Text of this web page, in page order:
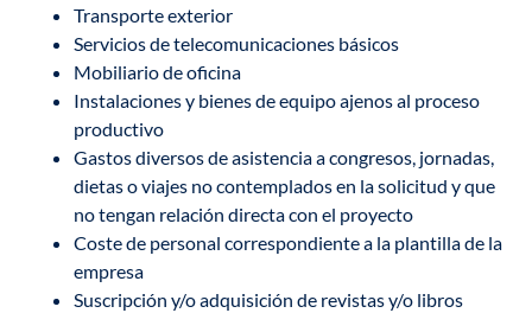
Transporte exterior
Servicios de telecomunicaciones básicos
Mobiliario de oficina
Instalaciones y bienes de equipo ajenos al proceso
productivo
Gastos diversos de asistencia a congresos, jornadas,
dietas o viajes no contemplados en la solicitud y que
no tengan relación directa con el proyecto
Coste de personal correspondiente a la plantilla de la
empresa
Suscripción y/o adquisición de revistas y/o libros